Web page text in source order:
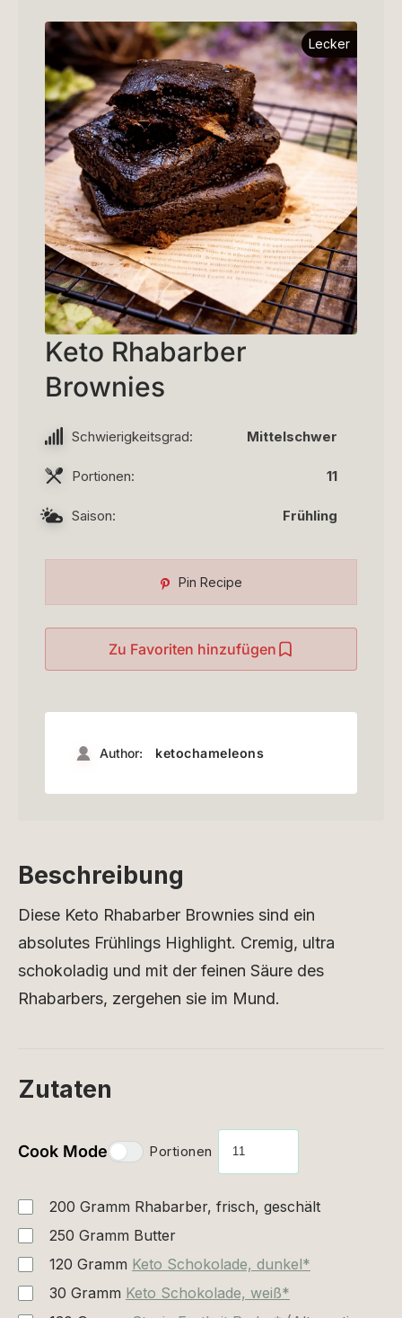
Lecker
Keto Rhabarber
Brownies
Schwierigkeitsgrad: Mittelschwer
Portionen: 11
Saison: Frühling
Pin Recipe
Zu Favoriten hinzufügen
Author: ketochameleons
Beschreibung
Diese Keto Rhabarber Brownies sind ein
absolutes Frühlings Highlight. Cremig, ultra
schokoladig und mit der feinen Säure des
Rhabarbers, zergehen sie im Mund.
Zutaten
Cook Mode Portionen
200 Gramm Rhabarber, frisch, geschält
250 Gramm Butter
120 Gramm Keto Schokolade, dunkel*
30 Gramm Keto Schokolade, weiß*